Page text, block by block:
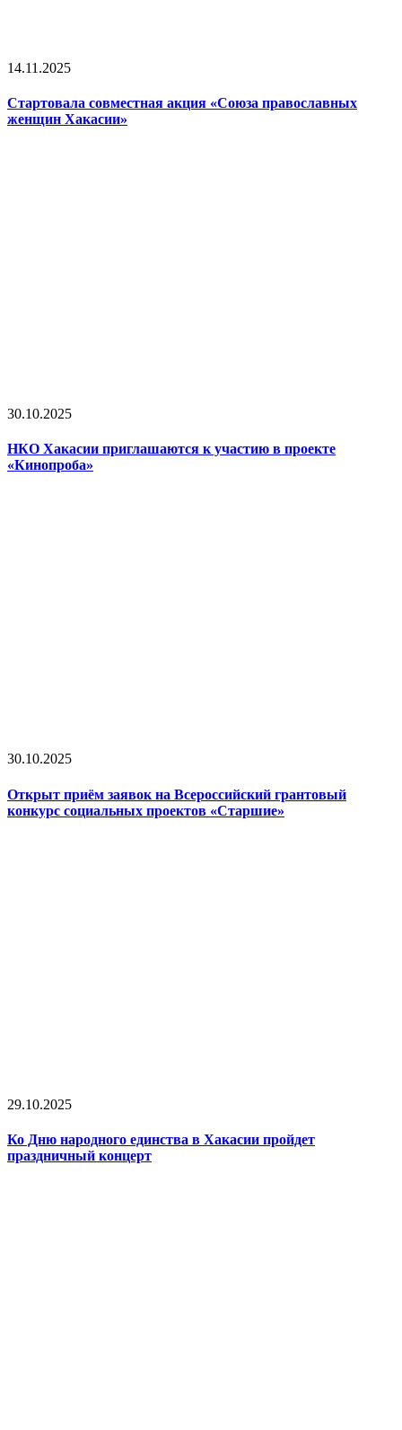
14.11.2025
Стартовала совместная акция «Союза православных
женщин Хакасии»
30.10.2025
НКО Хакасии приглашаются к участию в проекте
«Кинопроба»
30.10.2025
Открыт приём заявок на Всероссийский грантовый
конкурс социальных проектов «Старшие»
29.10.2025
Ко Дню народного единства в Хакасии пройдет
праздничный концерт